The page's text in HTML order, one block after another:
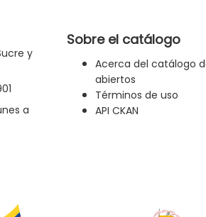
y
a
Sobre el catálogo
Acerca del catálogo
abiertos
Términos de uso
API CKAN